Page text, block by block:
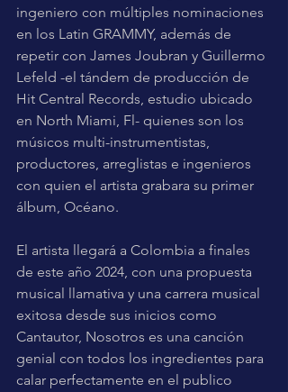
ingeniero con múltiples nominaciones
en los Latin GRAMMY, además de
repetir con James Joubran y Guillermo
Lefeld -el tándem de producción de
Hit Central Records, estudio ubicado
en North Miami, Fl- quienes son los
músicos multi-instrumentistas,
productores, arreglistas e ingenieros
con quien el artista grabara su primer
álbum, Océano.
El artista llegará a Colombia a finales
de este año 2024, con una propuesta
musical llamativa y una carrera musical
exitosa desde sus inicios como
Cantautor, Nosotros es una canción
genial con todos los ingredientes para
calar perfectamente en el publico